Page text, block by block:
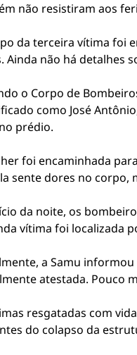
não resistiram aos
da terceira vítima foi
Ainda não há detalhes
o Corpo de
como José
prédio.
foi encaminhada
sente dores no corpo,
da noite, os
vítima foi localizada
a Samu
atestada. Pouco
resgatadas com
do colapso da